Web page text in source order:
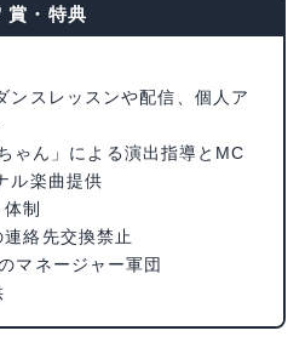
賞・特典
スレッスンや配信、個人ア
ん」による演出指導とMC
ル楽曲提供
制
連絡先交換禁止
マネージャー軍団